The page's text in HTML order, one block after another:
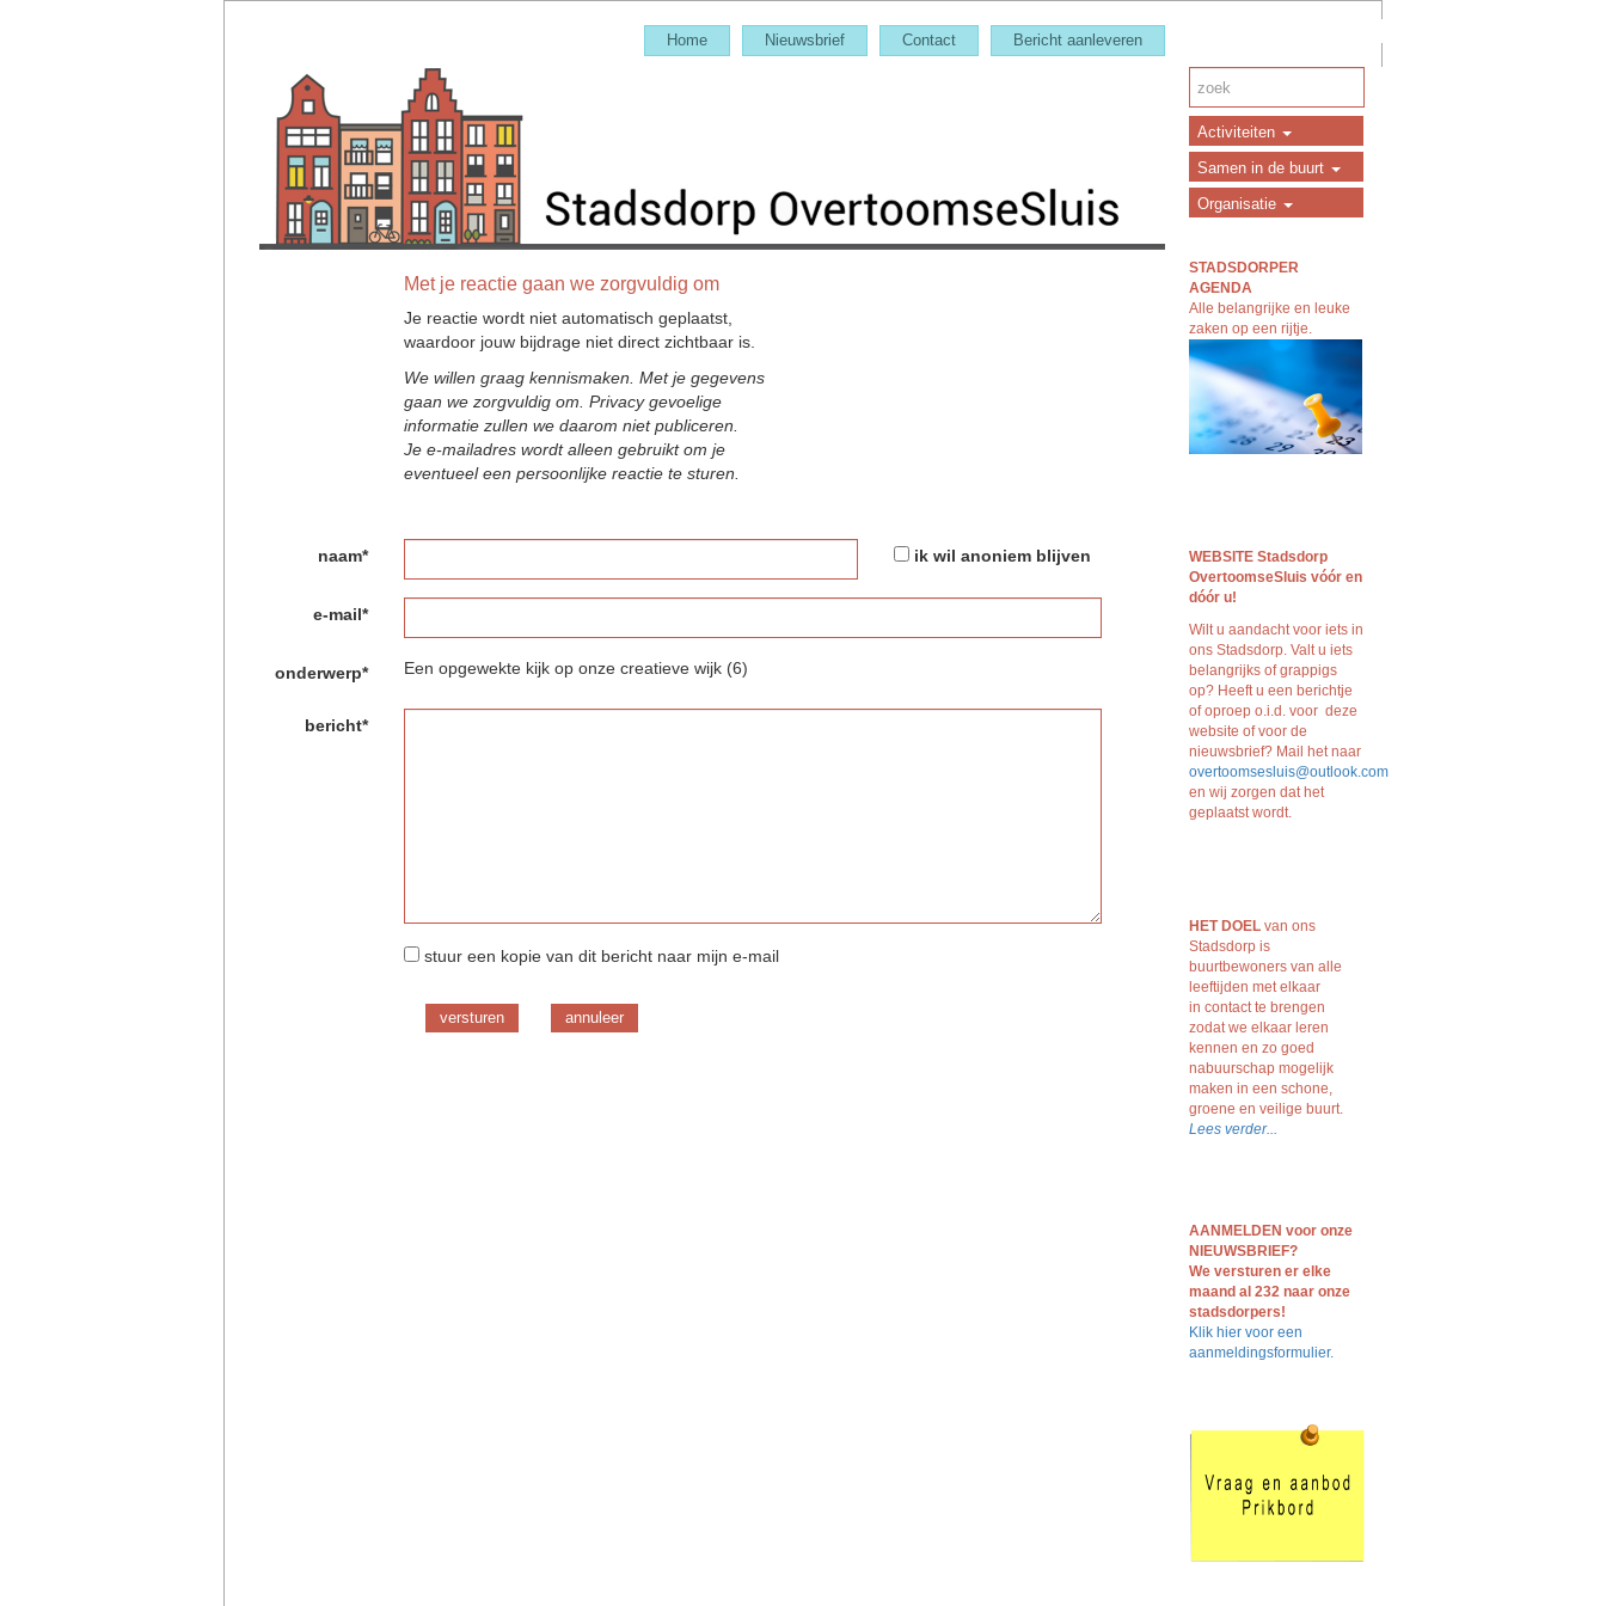
Home Nieuwsbrief Contact Bericht aanleveren
Met je reactie gaan we zorgvuldig om
Je reactie wordt niet automatisch geplaatst,
waardoor jouw bijdrage niet direct zichtbaar is.
We willen graag kennismaken. Met je gegevens
gaan we zorgvuldig om. Privacy gevoelige
informatie zullen we daarom niet publiceren.
Je e-mailadres wordt alleen gebruikt om je
eventueel een persoonlijke reactie te sturen.
naam* ik wil anoniem blijven
e-mail*
onderwerp* Een opgewekte kijk op onze creatieve wijk (6)
bericht*
stuur een kopie van dit bericht naar mijn e-mail
versturen
Activiteiten
Samen in de buurt
Organisatie
STADSDORPER
AGENDA
Alle belangrijke en leuke
zaken op een rijtje.
WEBSITE Stadsdorp
OvertoomseSluis vóór en
dóór u!
Wilt u aandacht voor iets in
ons Stadsdorp. Valt u iets
belangrijks of grappigs
op? Heeft u een berichtje
of oproep o.i.d. voor deze
website of voor de
nieuwsbrief? Mail het naar
overtoomsesluis@outlook.com
en wij zorgen dat het
geplaatst wordt.
HET DOELvan ons
Stadsdorp is
buurtbewoners van alle
leeftijden met elkaar
in contact te brengen
zodat we elkaar leren
kennen en zo goed
nabuurschap mogelijk
maken in een schone,
groene en veilige buurt.
Lees verder...
AANMELDEN voor onze
NIEUWSBRIEF?
We versturen er elke
maand al 232 naar onze
stadsdorpers!
Klik hier voor een
aanmeldingsformulier.